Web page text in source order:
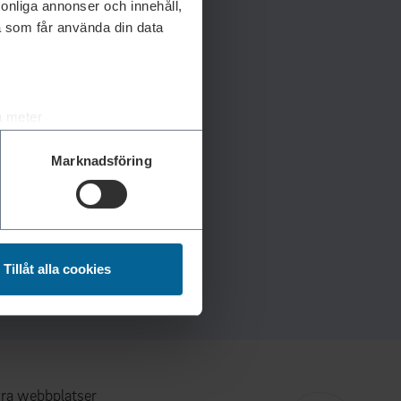
annonser och innehåll,
får använda din data
. Du kan ändra
funktioner för
information från din enhet
kombinera informationen
tjänster.
Marknadsföring
Tillåt alla cookies
webbplatser